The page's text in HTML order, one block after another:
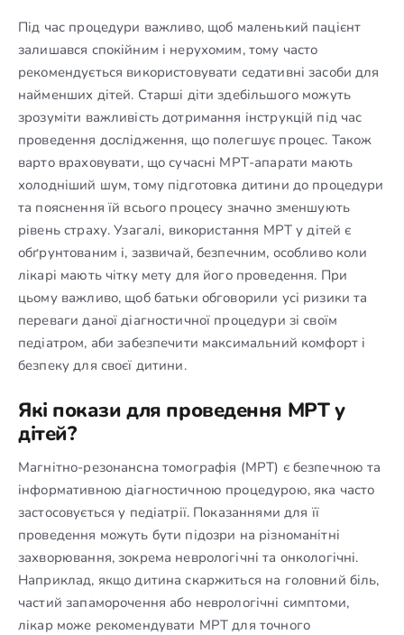
Під час процедури важливо, щоб маленький пацієнт
залишався спокійним і нерухомим, тому часто
рекомендується використовувати седативні засоби для
найменших дітей. Старші діти здебільшого можуть
зрозуміти важливість дотримання інструкцій під час
проведення дослідження, що полегшує процес. Також
варто враховувати, що сучасні МРТ-апарати мають
холодніший шум, тому підготовка дитини до процедури
та пояснення їй всього процесу значно зменшують
рівень страху. Узагалі, використання МРТ у дітей є
обґрунтованим і, зазвичай, безпечним, особливо коли
лікарі мають чітку мету для його проведення. При
цьому важливо, щоб батьки обговорили усі ризики та
переваги даної діагностичної процедури зі своїм
педіатром, аби забезпечити максимальний комфорт і
безпеку для своєї дитини.
Які покази для проведення МРТ у
дітей?
Магнітно-резонансна томографія (МРТ) є безпечною та
інформативною діагностичною процедурою, яка часто
застосовується у педіатрії. Показаннями для її
проведення можуть бути підозри на різноманітні
захворювання, зокрема неврологічні та онкологічні.
Наприклад, якщо дитина скаржиться на головний біль,
частий запаморочення або неврологічні симптоми,
лікар може рекомендувати МРТ для точного